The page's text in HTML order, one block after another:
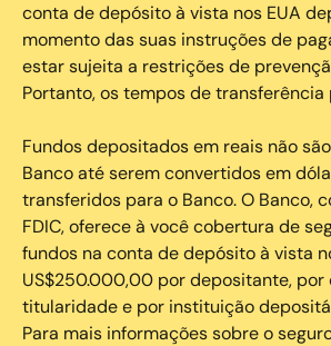
conta de depósito à vista nos EUA
momento das suas instruções de
estar sujeita a restrições de
Portanto, os tempos de transferência
Fundos depositados em reais não
Banco até serem convertidos em
transferidos para o Banco. O Banco,
FDIC, oferece à você cobertura de
fundos na conta de depósito à vista
US$250.000,00 por depositante, por
titularidade e por instituição
Para mais informações sobre o